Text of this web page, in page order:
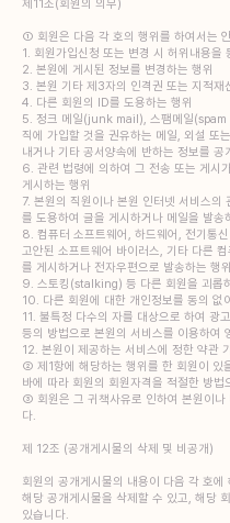
제11조(회원의 의무)
① 회원은 다음 각 호의 행위를 하여서는
1. 회원가입신청 또는 변경 시 허위내용을
2. 본원에 게시된 정보를 변경하는 행위
3. 본원 기타 제3자의 인격권 또는 지적재
4. 다른 회원의 ID를 도용하는 행위
5. 정크 메일(junk mail), 스팸메일
직에 가입할 것을 권유하는 메일, 외설 또
내거나 기타 공서양속에 반하는 정보를 공
6. 관련 법령에 의하여 그 전송 또는 게시
게시하는 행위
7. 본원의 직원이나 본원 인터넷 서비스의
를 도용하여 글을 게시하거나 메일을 발송
8. 컴퓨터 소프트웨어, 하드웨어, 전기통
고안된 소프트웨어 바이러스, 기타 다른
를 게시하거나 전자우편으로 발송하는 행위
9. 스토킹(stalking) 등 다른 회원을 괴롭
10. 다른 회원에 대한 개인정보를 동의 없
11. 불특정 다수의 자를 대상으로 하여 광
등의 방법으로 본원의 서비스를 이용하여
12. 본원이 제공하는 서비스에 정한 약관
② 제1항에 해당하는 행위를 한 회원이
바에 따라 회원의 회원자격을 적절한 방
③ 회원은 그 귀책사유로 인하여 본원이나
다.
제 12조 (공개게시물의 삭제 및 비공개)
회원의 공개게시물의 내용이 다음 각 호
해당 공개게시물을 삭제할 수 있고, 해당
있습니다.